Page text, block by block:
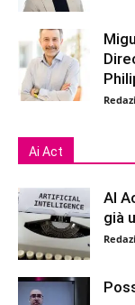
Ai Act
AI
già